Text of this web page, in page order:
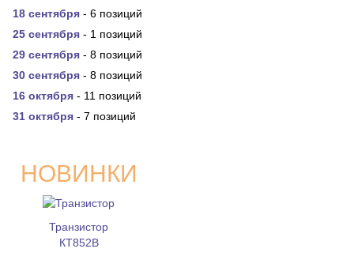
18 сентября - 6 позиций
25 сентября - 1 позиций
29 сентября - 8 позиций
30 сентября - 8 позиций
16 октября - 11 позиций
31 октября - 7 позиций
НОВИНКИ
Транзистор
КТ852В